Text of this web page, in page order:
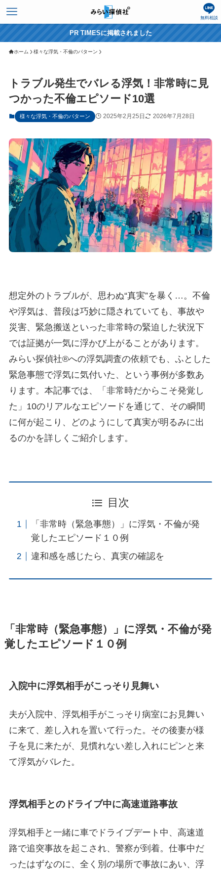
無料相談
PR TIMESに掲載されました
ホーム 様々な浮気・不倫のパターン
トラブル発生でバレる浮気！非常時に見
つかった不倫エピソード10選
様々な浮気・不倫のパターン 2025年2月25日 2026年7月28日
想定外のトラブルが、思わぬ“真実”を暴く…。不倫
や浮気は、普段は巧妙に隠されていても、事故や
災害、緊急搬送といった非常時の緊迫した状況下
では証拠が一気に浮かび上がることがあります。
みらい探偵社®︎への浮気調査の依頼でも、ふとした
緊急事態で浮気に気付いた、という事例が多数あ
ります。本記事では、「非常時だからこそ発覚し
た」10のリアルなエピソードを通じて、その瞬間
に何が起こり、どのようにして真実が明るみに出
るのかを詳しくご紹介します。
目次
「非常時（緊急事態）」に浮気・不倫が発
覚したエピソード１０例
違和感を感じたら、真実の確認を
「非常時（緊急事態）」に浮気・不倫が発
覚したエピソード１０例
入院中に浮気相手がこっそり見舞い
夫が入院中、浮気相手がこっそり病室にお見舞い
に来て、差し入れを置いて行った。その後妻が様
子を見に来たが、見慣れない差し入れにピンと来
て浮気がバレた。
浮気相手とのドライブ中に高速道路事故
浮気相手と一緒に車でドライブデート中、高速道
路で追突事故を起こされ、警察が到着。仕事中だ
ったはずなのに、全く別の場所で事故にあい、浮